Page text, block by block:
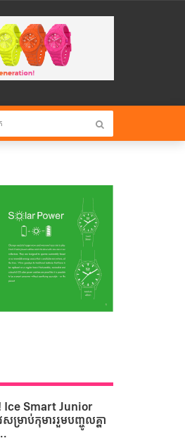
Smart Junior
សម្រាប់កុមាររួមបញ្ចូលគ្នា